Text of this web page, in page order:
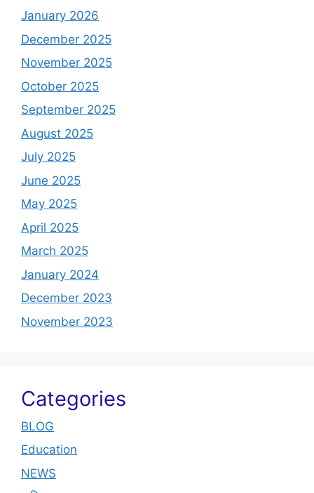
January 2026
December 2025
November 2025
October 2025
September 2025
August 2025
July 2025
June 2025
May 2025
April 2025
March 2025
January 2024
December 2023
November 2023
Categories
BLOG
Education
NEWS